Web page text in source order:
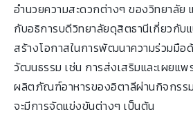
อำนวยความสะดวกต่างๆ ของวิทยาลัย
กับอธิการบดีวิทยาลัยดุสิตธานีเกี่ยวกับแ
สร้างโอกาสในการพัฒนาความร่วมมือ
วัฒนธรรม เช่น การส่งเสริมและเผยแ
ผลิตภัณฑ์อาหารของอิตาลีผ่านกิจกรร
จะมีการจัดแข่งขันต่างๆ เป็นต้น